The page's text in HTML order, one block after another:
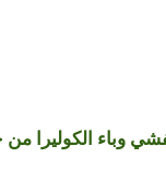
وباء الكوليرا